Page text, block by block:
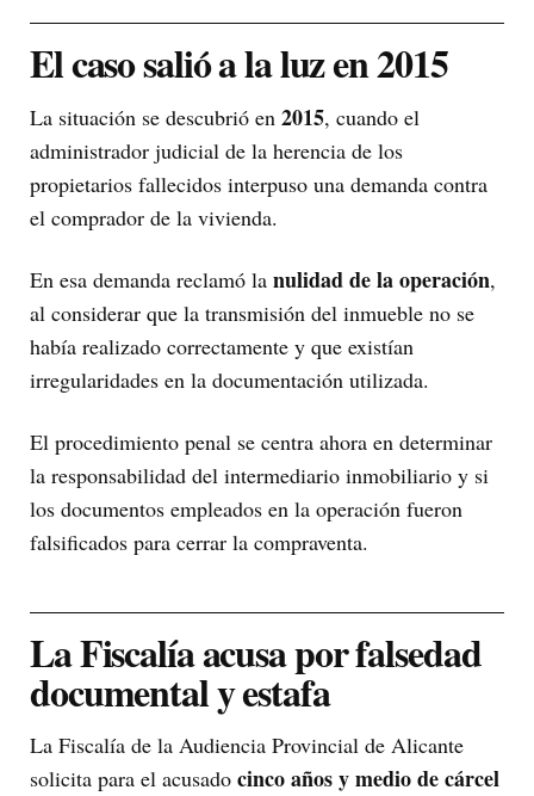
El caso salió a la luz en 2015
La situación se descubrió en 2015, cuando el
administrador judicial de la herencia de los
propietarios fallecidos interpuso una demanda contra
el comprador de la vivienda.
En esa demanda reclamó la nulidad de la operación,
al considerar que la transmisión del inmueble no se
había realizado correctamente y que existían
irregularidades en la documentación utilizada.
El procedimiento penal se centra ahora en determinar
la responsabilidad del intermediario inmobiliario y si
los documentos empleados en la operación fueron
falsificados para cerrar la compraventa.
La Fiscalía acusa por falsedad
documental y estafa
La Fiscalía de la Audiencia Provincial de Alicante
solicita para el acusado cinco años y medio de cárcel